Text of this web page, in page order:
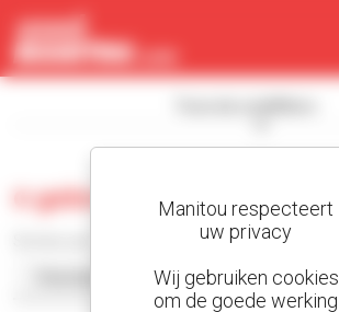
0 gebruikt rupslader
Cookies beheer paneel
Manitou respecteert
uw privacy
Wij gebruiken cookies
om de goede werking